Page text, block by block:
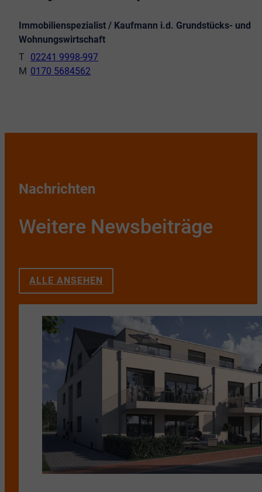
Immobilienspezialist / Kaufmann i.d. Grundstücks- und
Wohnungswirtschaft
02241 9998-997
0170 5684562
Nachrichten
Weitere Newsbeiträge
ALLE ANSEHEN